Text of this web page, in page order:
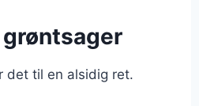
det til en alsidig ret.